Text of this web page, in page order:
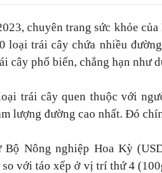
chuyên trang sức khỏe
loại trái cây chứa nhiều
cây phổ biến, chẳng hạn như
trái cây quen thuộc với
lượng đường cao nhất. Đó
Bộ Nông nghiệp Hoa Kỳ
so với táo xếp ở vị trí thứ 4